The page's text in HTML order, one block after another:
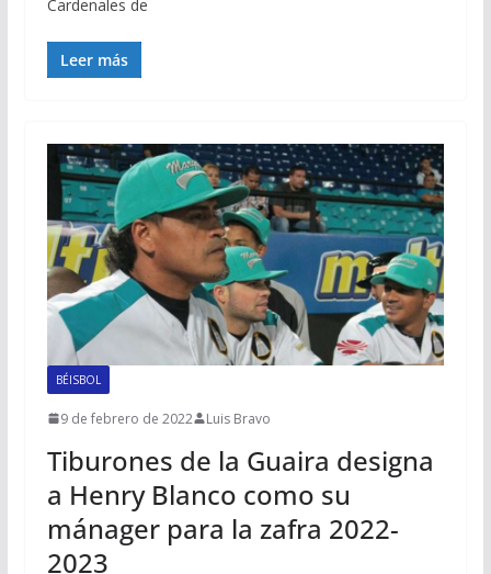
Cardenales de
Leer más
BÉISBOL
9 de febrero de 2022 Luis Bravo
Tiburones de la Guaira designa
a Henry Blanco como su
mánager para la zafra 2022-
2023